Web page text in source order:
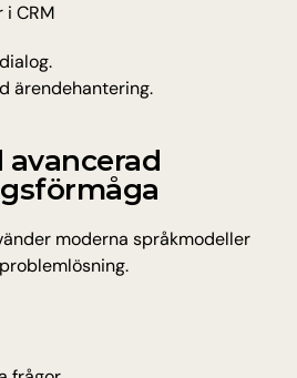
CRM
ärendehantering.
moderna språkmodeller